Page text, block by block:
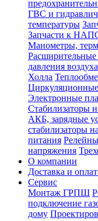
ГВС и
температуры
Запчасти к
Манометры,
Расширительные
давления
Холла
Циркуляционные
Электронные
Стабилизаторы
АКБ, зарядные
стабилизаторы
питания
напряжения
О компании
Доставка и
Сервис
Монтаж ГРПШ
подключение
дому